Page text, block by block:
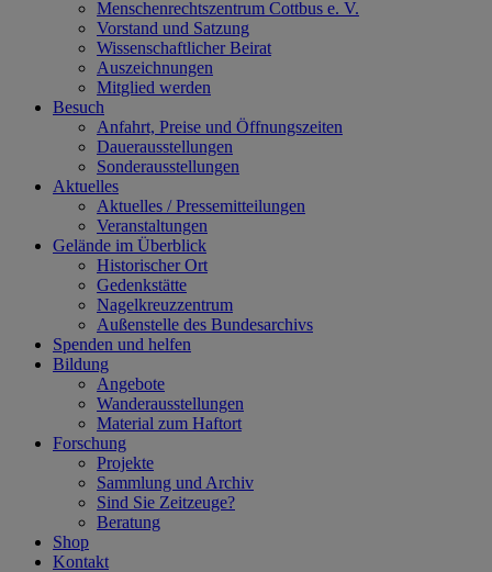
Menschenrechtszentrum Cottbus e. V.
Vorstand und Satzung
Wissenschaftlicher Beirat
Auszeichnungen
Mitglied werden
Besuch
Anfahrt, Preise und Öffnungszeiten
Dauerausstellungen
Sonderausstellungen
Aktuelles
Aktuelles / Pressemitteilungen
Veranstaltungen
Gelände im Überblick
Historischer Ort
Gedenkstätte
Nagelkreuzzentrum
Außenstelle des Bundesarchivs
Spenden und helfen
Bildung
Angebote
Wanderausstellungen
Material zum Haftort
Forschung
Projekte
Sammlung und Archiv
Sind Sie Zeitzeuge?
Beratung
Shop
Kontakt